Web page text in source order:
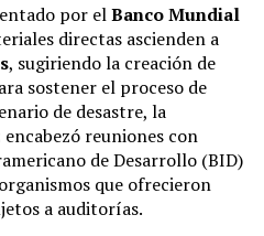
por elBanco Mundial
directas ascienden a
, sugiriendo la creación de
sostener el proceso de
de desastre, la
reuniones con
de Desarrollo (BID)
que ofrecieron
a auditorías.